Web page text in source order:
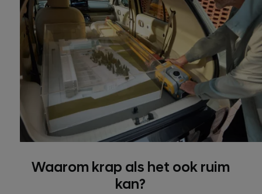
Waarom krap als het ook ruim
kan?